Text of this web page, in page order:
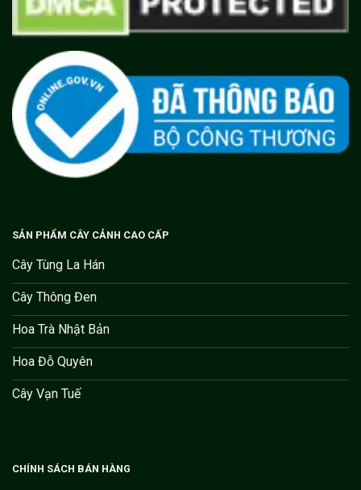
SẢN PHẨM CÂY CẢNH CAO CẤP
Cây Tùng La Hán
Cây Thông Đen
Hoa Trà Nhật Bản
Hoa Đỗ Quyên
Cây Vạn Tuế
CHÍNH SÁCH BÁN HÀNG